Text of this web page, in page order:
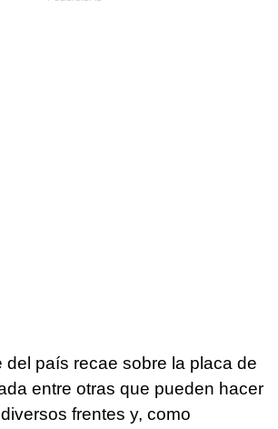
del país recae sobre la placa de
entre otras que pueden hacer
frentes y, como